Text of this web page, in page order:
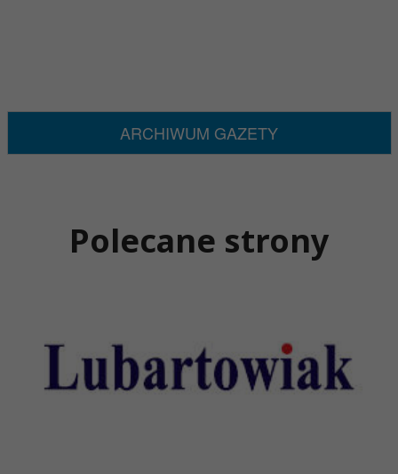
ARCHIWUM GAZETY
Polecane strony